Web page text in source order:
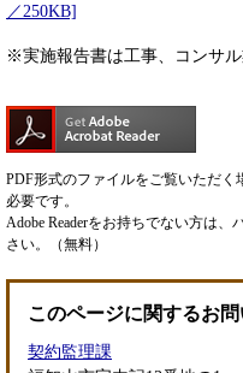
／250KB]
※実施報告書は工事、コンサル
PDF形式のファイルをご覧いただく
必要です。
Adobe Readerをお持ちでない方は
さい。（無料）
このページに関するお
契約監理課